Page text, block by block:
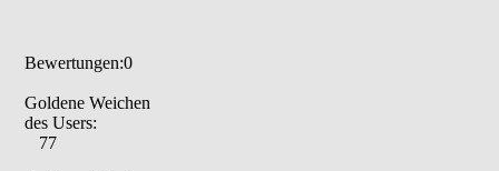
Bewertungen:0
Goldene Weichen
des Users:
77